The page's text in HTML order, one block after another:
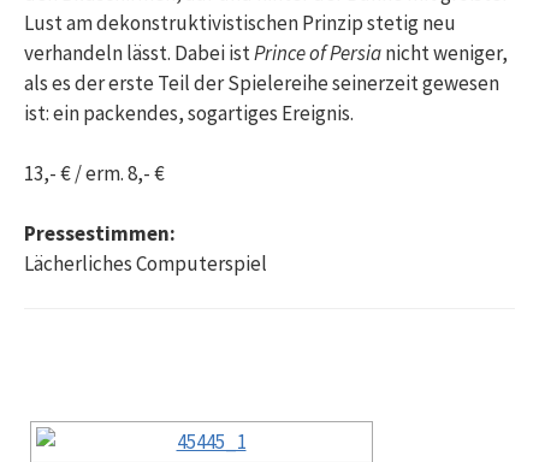
Lust am dekonstruktivistischen Prinzip stetig neu
verhandeln lässt. Dabei istPrince of Persianicht weniger,
als es der erste Teil der Spielereihe seinerzeit gewesen
ist: ein packendes, sogartiges Ereignis.
13,- € / erm. 8,- €
Pressestimmen:
Lächerliches Computerspiel